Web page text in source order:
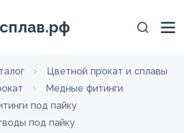
Цветной прокат и сплавы
Медные фитинги
под пайку
под пайку